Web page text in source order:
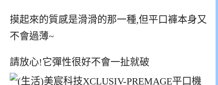
摸起來的質感是滑滑的那一種,但平口褲本身又
不會過薄~
請放心!它彈性很好不會一扯就破